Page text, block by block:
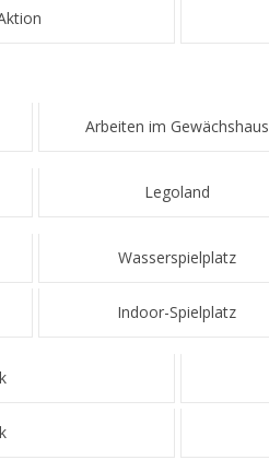
Arbeiten im Gewächshaus
Legoland
Wasserspielplatz
Indoor-Spielplatz